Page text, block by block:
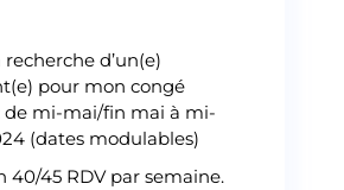
recherche d’un(e)
pour mon congé
de mi-mai/fin mai à mi-
(dates modulables)
40/45 RDV par semaine.